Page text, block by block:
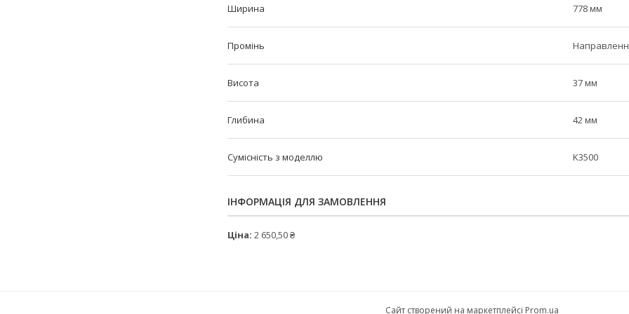
Ширина 778 мм
Промінь
Висота 37 мм
Глибина 42 мм
Сумісність з моделлю K3500
ІНФОРМАЦІЯ ДЛЯ ЗАМОВЛЕННЯ
Ціна: 2 650,50 ₴
Сайт створений на маркетплейсі Prom.ua